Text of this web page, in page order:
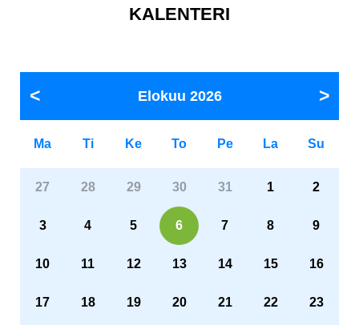
KALENTERI
Elokuu 2026
Ma Ti Ke To Pe La Su
27 28 29 30 31 1 2
3 4 5 6 7 8 9
10 11 12 13 14 15 16
17 18 19 20 21 22 23